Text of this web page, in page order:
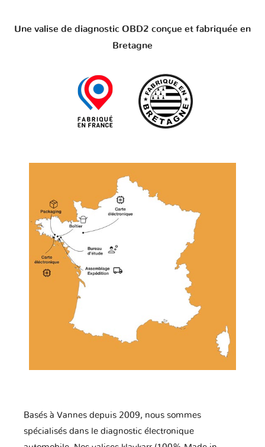
Une valise de diagnostic OBD2 conçue et fabriquée en
Bretagne
Basés à Vannes depuis 2009, nous sommes
spécialisés dans le diagnostic électronique